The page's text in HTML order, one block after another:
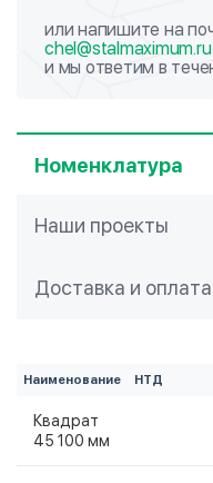
или напишите на
chel@stalmaximum.ru
и мы ответим в
Номенклатура
Наши проекты
Доставка и оплата
Наименование НТД
Квадрат
45 100 мм